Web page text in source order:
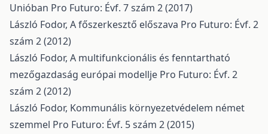
Unióban Pro Futuro: Évf. 7 szám 2 (2017)
László Fodor, A főszerkesztő előszava Pro Futuro: Évf. 2
szám 2 (2012)
László Fodor, A multifunkcionális és fenntartható
mezőgazdaság európai modellje Pro Futuro: Évf. 2
szám 2 (2012)
László Fodor, Kommunális környezetvédelem német
szemmel Pro Futuro: Évf. 5 szám 2 (2015)